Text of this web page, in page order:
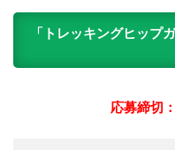
「トレッキングヒッ
応募締切